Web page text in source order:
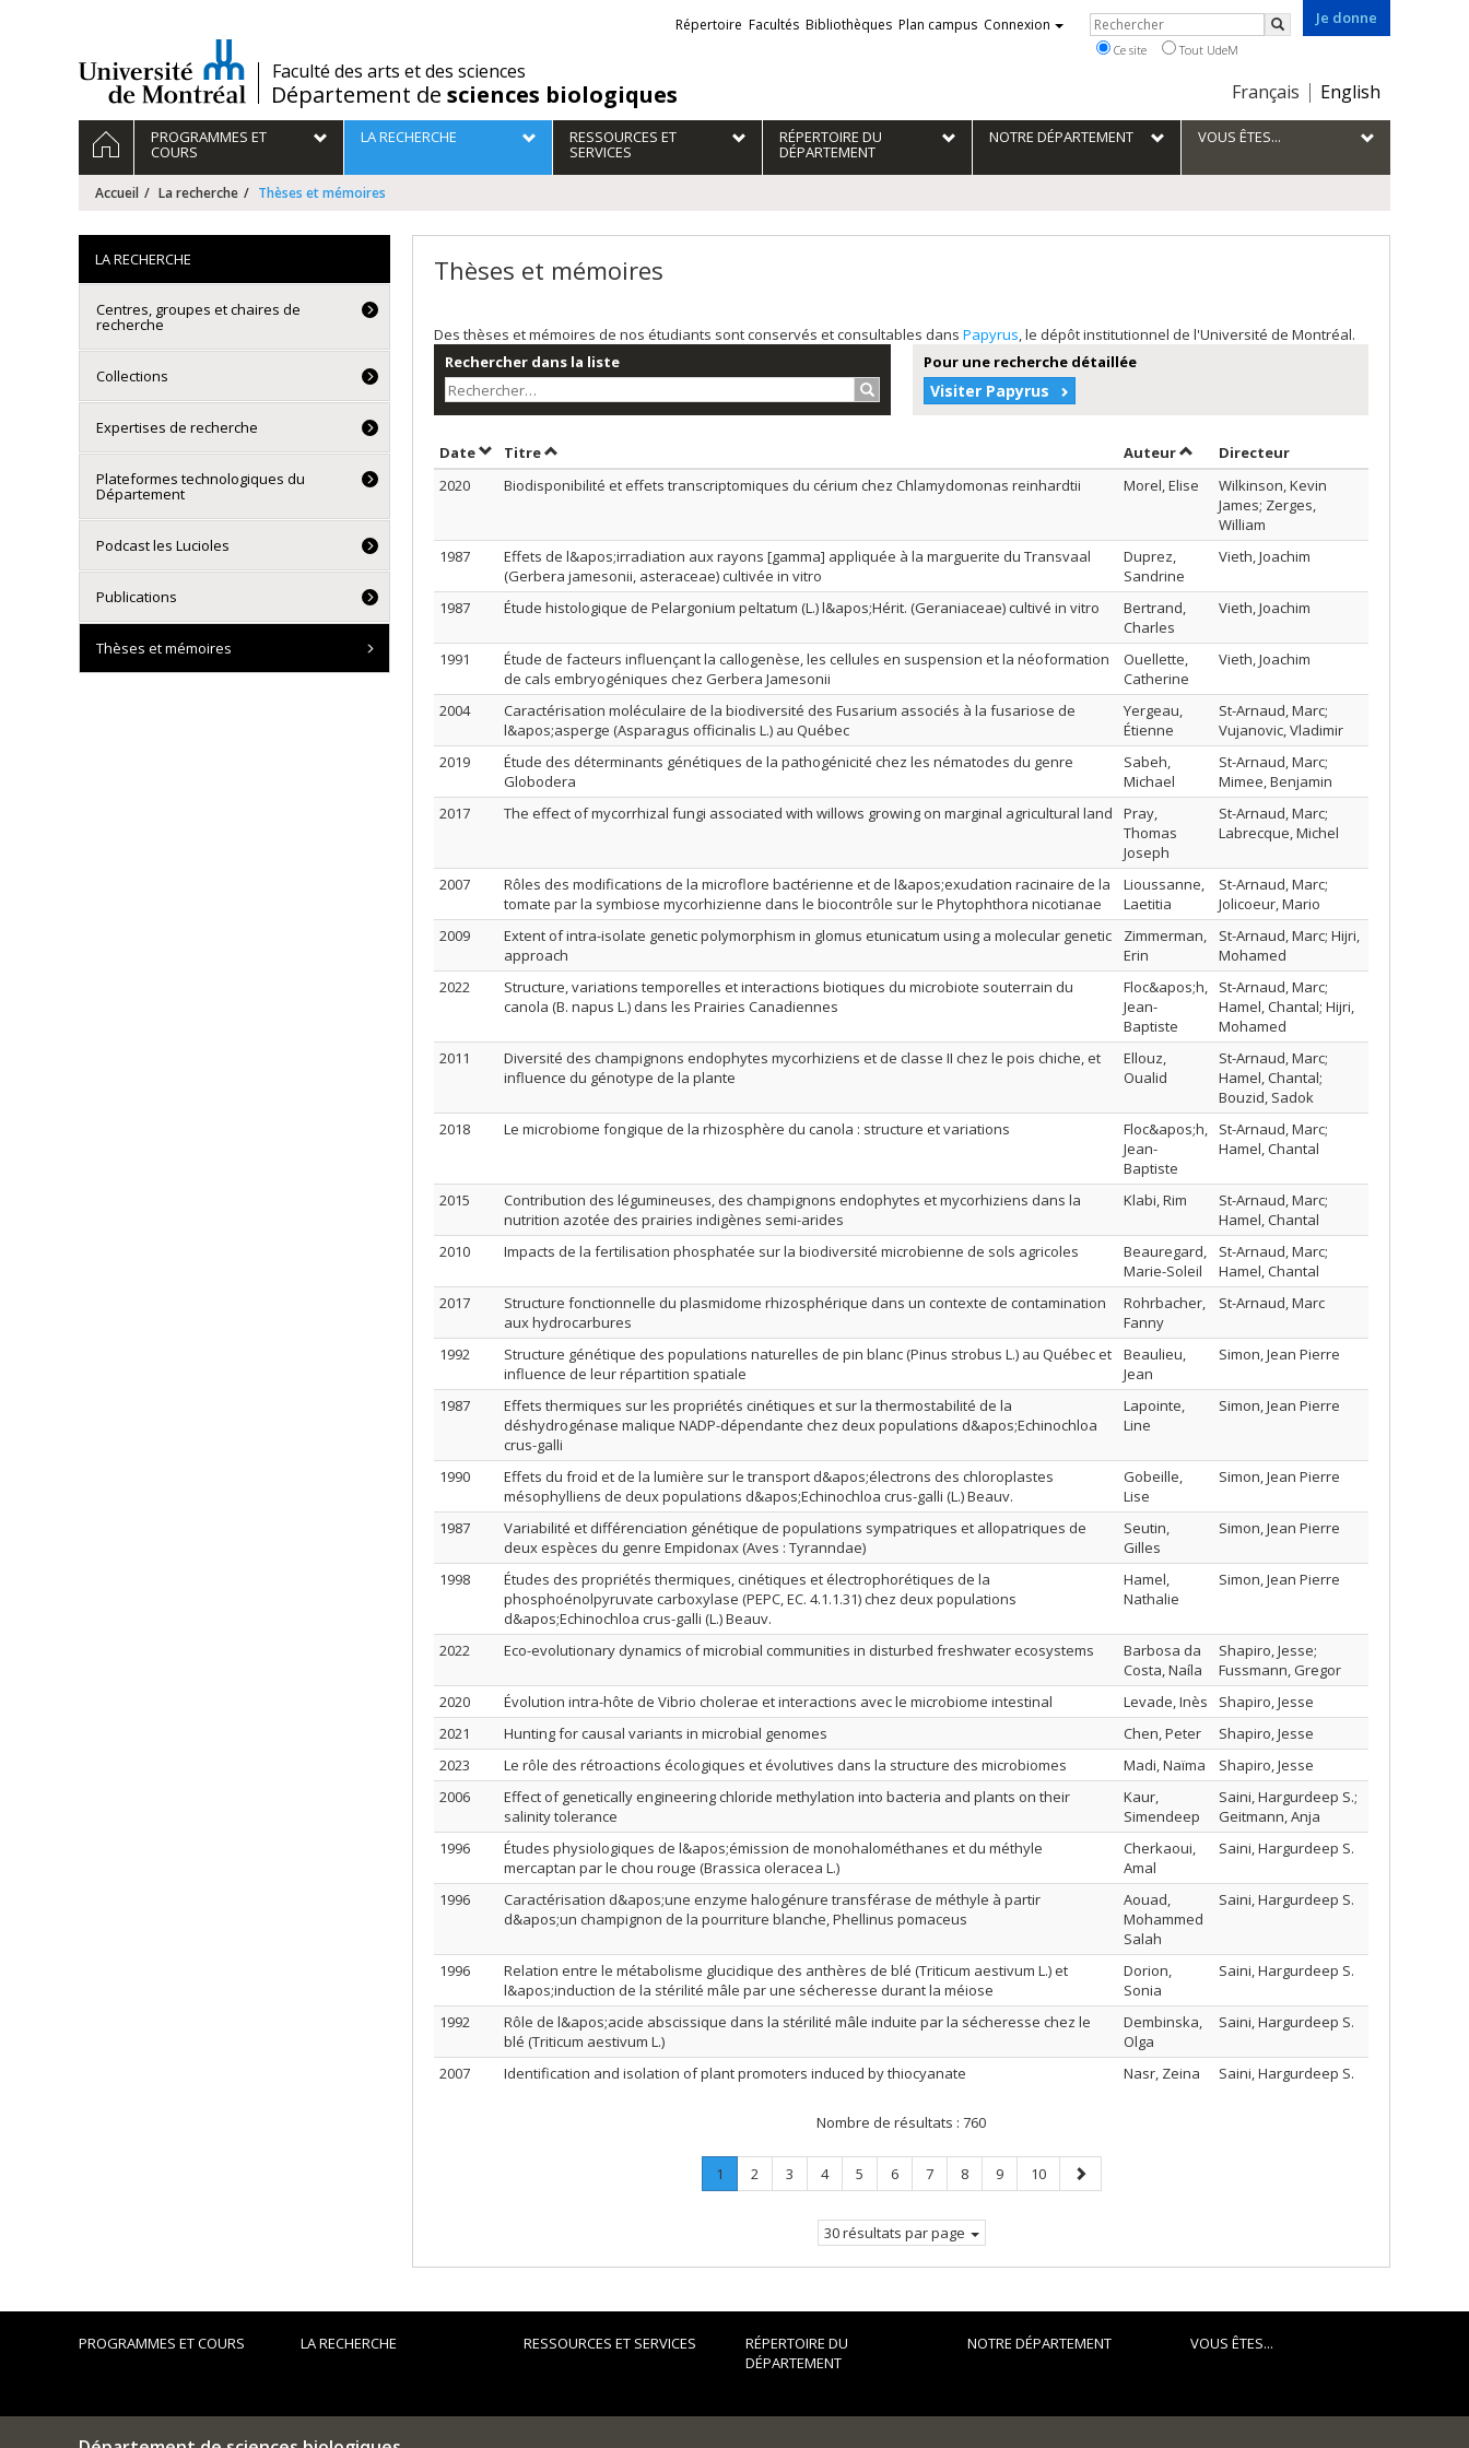
/Faculté des arts et des sciences
Département de sciences biologiques
Je donne
Choix
la
langue
Français English
Liens
externes
Répertoire Facultés Bibliothèques Plan campus Connexion Rechercher
Rechercher
Ce site Tout UdeM
Navigation
principale
ACCUEILPROGRAMMES ET
COURS
LA RECHERCHE RESSOURCES ET
SERVICES
RÉPERTOIRE DU
DÉPARTEMENT
NOTRE DÉPARTEMENT VOUS ÊTES...
Accueil La recherche Thèses et mémoires
Thèses et mémoires
Des thèses et mémoires de nos étudiants sont conservés et consultables dans Papyrus, le dépôt institutionnel de l'Université de Montréal.
Rechercher dans la liste
Rechercher…
Pour une recherche détaillée
Visiter Papyrus
DateTrier par date en ordre décroissant
TitreTrier par titre en ordre décroissant AuteurTrier par auteur en ordre décroissant
Directeur
2020
Biodisponibilité et effets transcriptomiques du cérium chez Chlamydomonas reinhardtii Morel, Elise
Wilkinson, Kevin
James; Zerges,
William
1987
Effets de l&apos;irradiation aux rayons [gamma] appliquée à la marguerite du Transvaal
(Gerbera jamesonii, asteraceae) cultivée in vitro
Duprez,
Sandrine
Vieth, Joachim
1987 Étude histologique de Pelargonium peltatum (L.) l&apos;Hérit. (Geraniaceae) cultivé in vitro
Bertrand,
Charles
Vieth, Joachim
1991
Étude de facteurs influençant la callogenèse, les cellules en suspension et la néoformation
de cals embryogéniques chez Gerbera Jamesonii
Ouellette,
Catherine
Vieth, Joachim
2004
Caractérisation moléculaire de la biodiversité des Fusarium associés à la fusariose de
l&apos;asperge (Asparagus officinalis L.) au Québec
Yergeau,
Étienne
St-Arnaud, Marc;
Vujanovic, Vladimir
2019
Étude des déterminants génétiques de la pathogénicité chez les nématodes du genre
Globodera
Sabeh,
Michael
St-Arnaud, Marc;
Mimee, Benjamin
2017
The effect of mycorrhizal fungi associated with willows growing on marginal agricultural land
Pray,
Thomas
Joseph
St-Arnaud, Marc;
Labrecque, Michel
2007
Rôles des modifications de la microflore bactérienne et de l&apos;exudation racinaire de la
tomate par la symbiose mycorhizienne dans le biocontrôle sur le Phytophthora nicotianae
Lioussanne,
Laetitia
St-Arnaud, Marc;
Jolicoeur, Mario
2009
Extent of intra-isolate genetic polymorphism in glomus etunicatum using a molecular genetic
approach
Zimmerman,
Erin
St-Arnaud, Marc; Hijri,
Mohamed
2022
Structure, variations temporelles et interactions biotiques du microbiote souterrain du
canola (B. napus L.) dans les Prairies Canadiennes
Floc&apos;h,
Jean-
Baptiste
St-Arnaud, Marc;
Hamel, Chantal; Hijri,
Mohamed
2011
Diversité des champignons endophytes mycorhiziens et de classe II chez le pois chiche, et
influence du génotype de la plante
Ellouz,
Oualid
St-Arnaud, Marc;
Hamel, Chantal;
Bouzid, Sadok
2018
Le microbiome fongique de la rhizosphère du canola : structure et variations
Floc&apos;h,
Jean-
Baptiste
St-Arnaud, Marc;
Hamel, Chantal
2015
Contribution des légumineuses, des champignons endophytes et mycorhiziens dans la
nutrition azotée des prairies indigènes semi-arides
Klabi, Rim
St-Arnaud, Marc;
Hamel, Chantal
2010
Impacts de la fertilisation phosphatée sur la biodiversité microbienne de sols agricoles
Beauregard,
Marie-Soleil
St-Arnaud, Marc;
Hamel, Chantal
2017
Structure fonctionnelle du plasmidome rhizosphérique dans un contexte de contamination
aux hydrocarbures
Rohrbacher,
Fanny
St-Arnaud, Marc
1992
Structure génétique des populations naturelles de pin blanc (Pinus strobus L.) au Québec et
influence de leur répartition spatiale
Beaulieu,
Jean
Simon, Jean Pierre
1987
Effets thermiques sur les propriétés cinétiques et sur la thermostabilité de la
déshydrogénase malique NADP-dépendante chez deux populations d&apos;Echinochloa
crus-galli
Lapointe,
Line
Simon, Jean Pierre
1990
Effets du froid et de la lumière sur le transport d&apos;électrons des chloroplastes
mésophylliens de deux populations d&apos;Echinochloa crus-galli (L.) Beauv.
Gobeille,
Lise
Simon, Jean Pierre
1987
Variabilité et différenciation génétique de populations sympatriques et allopatriques de
deux espèces du genre Empidonax (Aves : Tyranndae)
Seutin,
Gilles
Simon, Jean Pierre
1998
Études des propriétés thermiques, cinétiques et électrophorétiques de la
phosphoénolpyruvate carboxylase (PEPC, EC. 4.1.1.31) chez deux populations
d&apos;Echinochloa crus-galli (L.) Beauv.
Hamel,
Nathalie
Simon, Jean Pierre
2022 Eco-evolutionary dynamics of microbial communities in disturbed freshwater ecosystems
Barbosa da
Costa, Naíla
Shapiro, Jesse;
Fussmann, Gregor
2020
Évolution intra-hôte de Vibrio cholerae et interactions avec le microbiome intestinal Levade, Inès
Shapiro, Jesse
2021
Hunting for causal variants in microbial genomes Chen, Peter
Shapiro, Jesse
2023
Le rôle des rétroactions écologiques et évolutives dans la structure des microbiomes Madi, Naïma
Shapiro, Jesse
2006
Effect of genetically engineering chloride methylation into bacteria and plants on their
salinity tolerance
Kaur,
Simendeep
Saini, Hargurdeep S.;
Geitmann, Anja
1996
Études physiologiques de l&apos;émission de monohalométhanes et du méthyle
mercaptan par le chou rouge (Brassica oleracea L.)
Cherkaoui,
Amal
Saini, Hargurdeep S.
1996
Caractérisation d&apos;une enzyme halogénure transférase de méthyle à partir
d&apos;un champignon de la pourriture blanche, Phellinus pomaceus
Aouad,
Mohammed
Salah
Saini, Hargurdeep S.
1996
Relation entre le métabolisme glucidique des anthères de blé (Triticum aestivum L.) et
l&apos;induction de la stérilité mâle par une sécheresse durant la méiose
Dorion,
Sonia
Saini, Hargurdeep S.
1992
Rôle de l&apos;acide abscissique dans la stérilité mâle induite par la sécheresse chez le
blé (Triticum aestivum L.)
Dembinska,
Olga
Saini, Hargurdeep S.
2007 Identification and isolation of plant promoters induced by thiocyanate Nasr, Zeina Saini, Hargurdeep S.
Nombre de résultats : 760
Page
1
Page
Page
2 Page
3 Page
4 Page
5 Page
6 Page
7 Page
8 Page
9 Page
10
Page
suivante
30 résultats par page
LA RECHERCHE
Centres, groupes et chaires de
recherche
Collections
Expertises de recherche
Plateformes technologiques du
Département
Podcast les Lucioles
Publications
Thèses et mémoires
PROGRAMMES ET COURS LA RECHERCHE RESSOURCES ET SERVICES
RÉPERTOIRE DU
DÉPARTEMENT
NOTRE DÉPARTEMENT VOUS ÊTES...